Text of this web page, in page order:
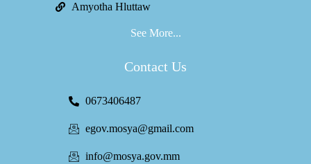
Amyotha Hluttaw
See More...
Contact Us
0673406487
egov.mosya@gmail.com
info@mosya.gov.mm